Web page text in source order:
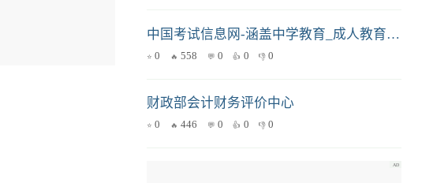
中国考试信息网-涵盖中学教育_成人教育_考试培训_成绩查询_学习资料
0 558 0 0 0
财政部会计财务评价中心
0 446 0 0 0